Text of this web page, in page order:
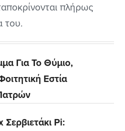
πλήρως
του.
Για Το Θύμιο,
Εστία
Σερβιετάκι Pi: